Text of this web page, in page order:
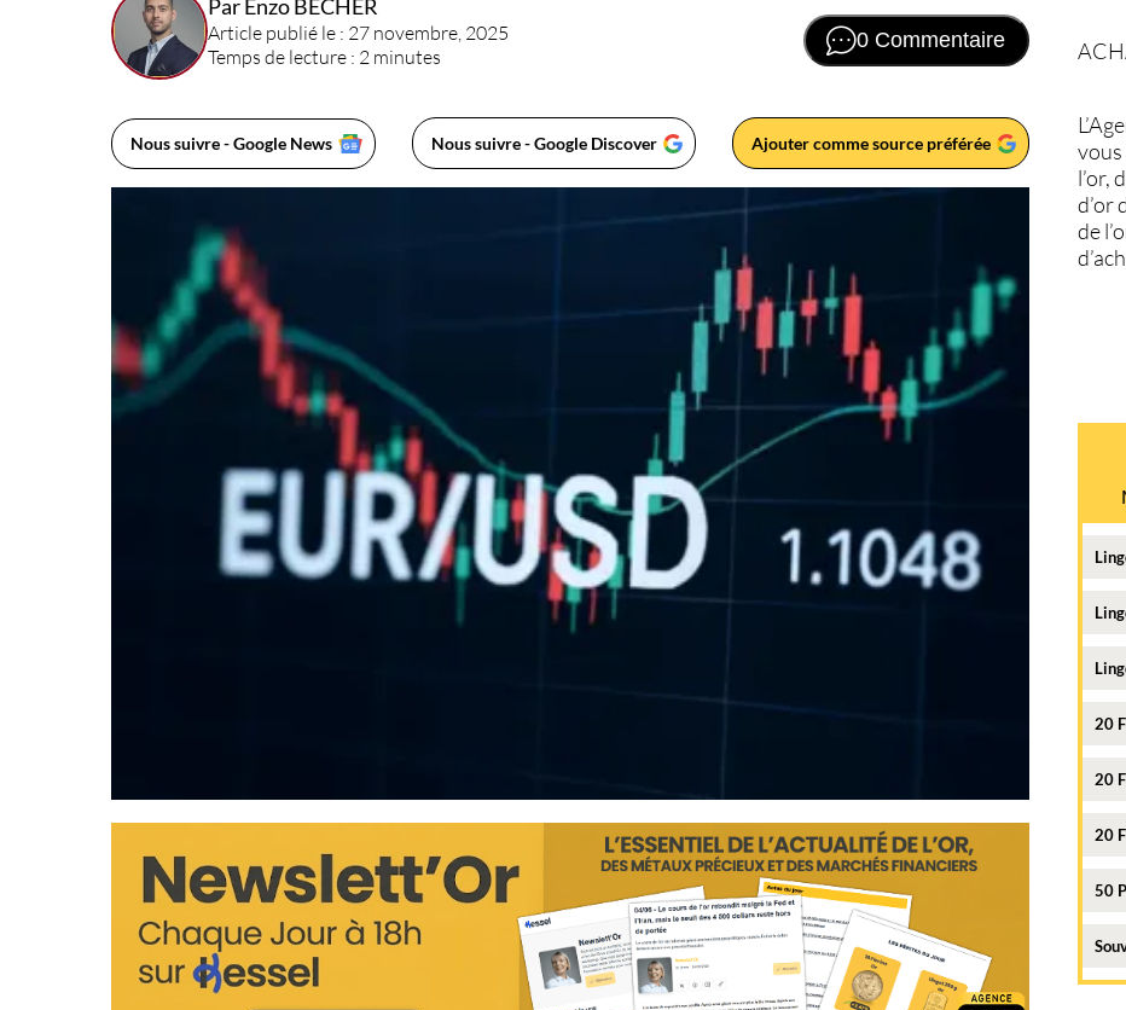
Par Enzo BECHER
Article publié le : 27 novembre, 2025
Temps de lecture : 2 minutes
0 Commentaire
Nous suivre - Google News Nous suivre - Google Discover Ajouter comme source préférée
vous
l’or,
d’or
de
20
20
20
50